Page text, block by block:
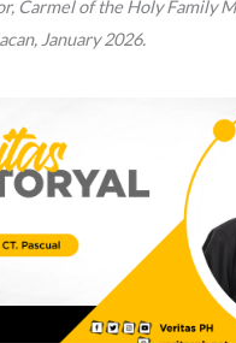
Carmel of the Holy Family
January 2026.